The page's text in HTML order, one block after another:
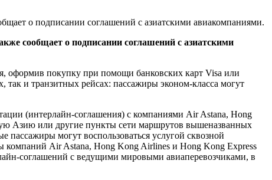
о подписании соглашений с азиатскими авиакомпаниями.
сообщает о подписании соглашений с азиатскими
оформив покупку при помощи банковских карт Visa или
так и транзитных рейсах: пассажиры эконом-класса могут
(интерлайн-соглашения) с компаниями Air Astana, Hong
Азию или другие пункты сети маршрутов вышеназванных
пассажиры могут воспользоваться услугой сквозной
компаний Air Astana, Hong Kong Airlines и Hong Kong Express
соглашений с ведущими мировыми авиаперевозчиками, в